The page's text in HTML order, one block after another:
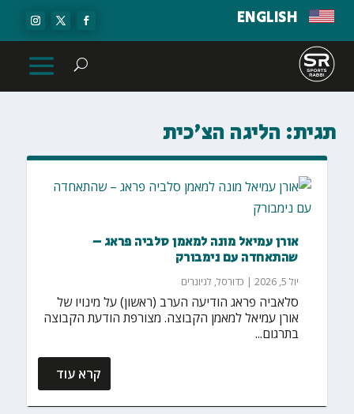
ENGLISH
תגית: הליגה הצ'כית
אורן עמיאל מונה למאמן סלביה פראג –
שהתאחדה עם נימבורק
יול 5, 2026 | כדורסל, לגיונרים
סלאביה פראג הודיעה הערב (ראשון) על מינויו של
אורן עמיאל למאמן הקבוצה. מצורפת הודעת הקבוצה
בתרגום...
קרא עוד